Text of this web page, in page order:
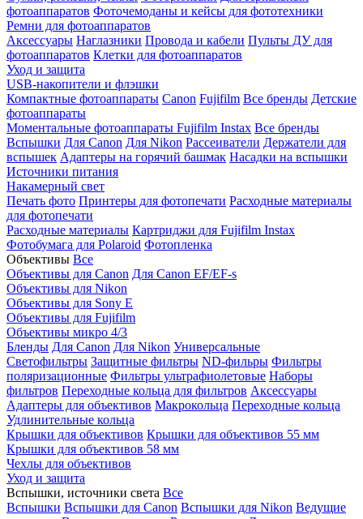
фотоаппаратов Фоточемоданы и кейсы для фототехники
Ремни для фотоаппаратов
Аксессуары Наглазники Провода и кабели Пульты ДУ для
фотоаппаратов Клетки для фотоаппаратов
Уход и защита
USB-накопители и флэшки
Компактные фотоаппараты Canon Fujifilm Все бренды Детские
фотоаппараты
Моментальные фотоаппараты Fujifilm Instax Все бренды
Вспышки Для Canon Для Nikon Рассеиватели Держатели для
вспышек Адаптеры на горячий башмак Насадки на вспышки
Источники питания
Накамерный свет
Печать фото Принтеры для фотопечати Расходные материалы
для фотопечати
Расходные материалы Картриджи для Fujifilm Instax
Фотобумага для Polaroid Фотопленка
Объективы Все
Объективы для Canon Для Canon EF/EF-s
Объективы для Nikon
Объективы для Sony E
Объективы для Fujifilm
Объективы микро 4/3
Бленды Для Canon Для Nikon Универсальные
Светофильтры Защитные фильтры ND-фильры Фильтры
поляризационные Фильтры ультрафиолетовые Наборы
фильтров Переходные кольца для фильтров Аксессуары
Адаптеры для объективов Макрокольца Переходные кольца
Удлинительные кольца
Крышки для объективов Крышки для объективов 55 мм
Крышки для объективов 58 мм
Чехлы для объективов
Уход и защита
Вспышки, источники света Все
Вспышки Вспышки для Canon Вспышки для Nikon Ведущие